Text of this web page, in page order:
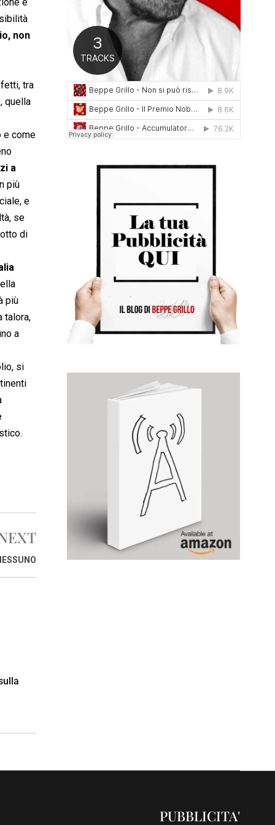
1
6
non
tra
quella
e come
a
più
e
se
di
più
talora,
a
si
PUBBLICITA'